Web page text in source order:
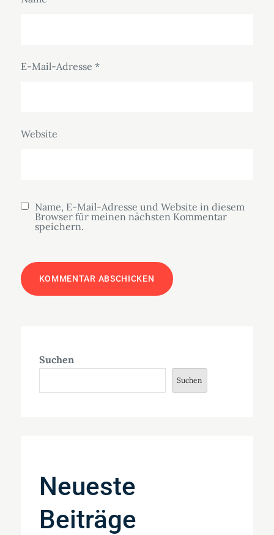
E-Mail-Adresse *
Website
Name, E-Mail-Adresse und Website in diesem
Browser für meinen nächsten Kommentar
speichern.
Suchen
Suchen
Neueste
Beiträge